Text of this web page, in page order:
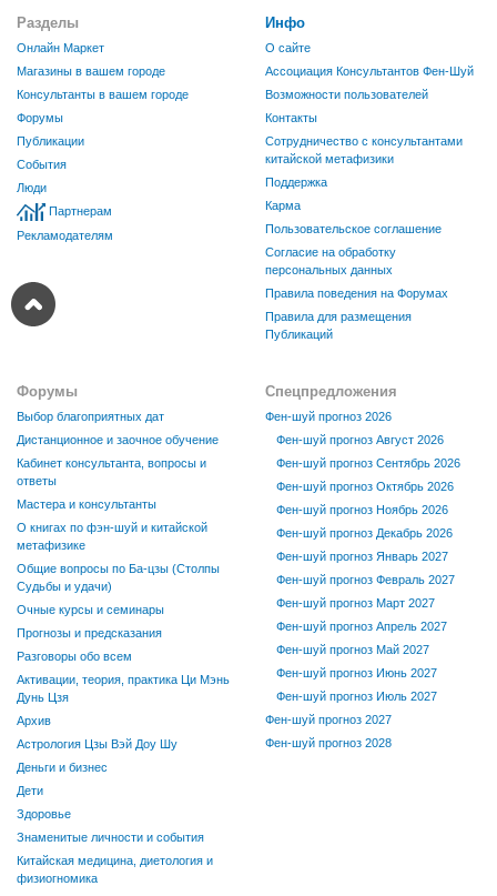
Разделы
Онлайн Маркет
Магазины в вашем городе
Консультанты в вашем городе
Форумы
Публикации
События
Люди
Партнерам
Рекламодателям
Инфо
О сайте
Ассоциация Консультантов Фен-Шуй
Возможности пользователей
Контакты
Сотрудничество с консультантами
китайской метафизики
Поддержка
Карма
Пользовательское соглашение
Согласие на обработку
персональных данных
Правила поведения на Форумах
Правила для размещения
Публикаций
Форумы
Выбор благоприятных дат
Дистанционное и заочное обучение
Кабинет консультанта, вопросы и
ответы
Мастера и консультанты
О книгах по фэн-шуй и китайской
метафизике
Общие вопросы по Ба-цзы (Столпы
Судьбы и удачи)
Очные курсы и семинары
Прогнозы и предсказания
Разговоры обо всем
Активации, теория, практика Ци Мэнь
Дунь Цзя
Архив
Астрология Цзы Вэй Доу Шу
Деньги и бизнес
Дети
Здоровье
Знаменитые личности и события
Китайская медицина, диетология и
физиогномика
Спецпредложения
Фен-шуй прогноз 2026
Фен-шуй прогноз Август 2026
Фен-шуй прогноз Сентябрь 2026
Фен-шуй прогноз Октябрь 2026
Фен-шуй прогноз Ноябрь 2026
Фен-шуй прогноз Декабрь 2026
Фен-шуй прогноз Январь 2027
Фен-шуй прогноз Февраль 2027
Фен-шуй прогноз Март 2027
Фен-шуй прогноз Апрель 2027
Фен-шуй прогноз Май 2027
Фен-шуй прогноз Июнь 2027
Фен-шуй прогноз Июль 2027
Фен-шуй прогноз 2027
Фен-шуй прогноз 2028